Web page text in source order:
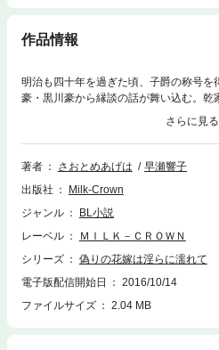
作品情報
明治も四十年を過ぎた頃、子爵の称号を
豪・黒川豪から縁談の話が舞い込む。乾
換えに、分家筋の娘である奈美恵を差し
することを許されず、婚礼の日を迎えた
直前に倒れてしまう。借金返済のため
とになった弟の直之は、花嫁の正体に気
著者 さおとめあげは
早瀬響子
出版社
Milk-Crown
ジャンル
BL小説
レーベル
ＭＩＬＫ－ＣＲＯＷＮ
シリーズ
偽りの花嫁は淫らに濡れて
電子版配信開始日
2016/10/14
ファイルサイズ
2.04 MB